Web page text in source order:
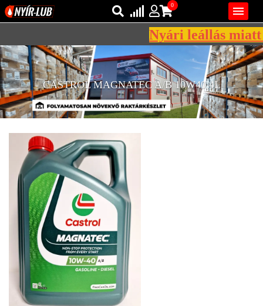
REGISZTRÁCIÓ
KENŐANYAGOK
IPARI
KENŐANYAGOK
MÁRKÁK
NORMÁK
VISZKOZITÁSOK
ADALÉKOK
SPECIÁLIS

Bejelentkezés
Regisztráció
0
AZ ÖN KOSARA ÜRES
Nyári leállás miatt
CASTROL MAGNATEC A/B 10W40 4L